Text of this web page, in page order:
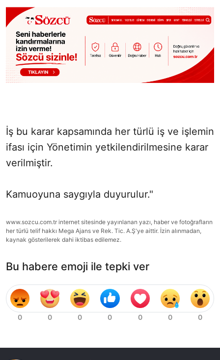
İş bu karar kapsamında her türlü iş ve işlemin
ifası için Yönetimin yetkilendirilmesine karar
verilmiştir.
Kamuoyuna saygıyla duyurulur."
www.sozcu.com.tr internet sitesinde yayınlanan yazı, haber ve fotoğrafların
her türlü telif hakkı Mega Ajans ve Rek. Tic. A.Ş'ye aittir. İzin alınmadan,
kaynak gösterilerek dahi iktibas edilemez.
Bu habere emoji ile tepki ver